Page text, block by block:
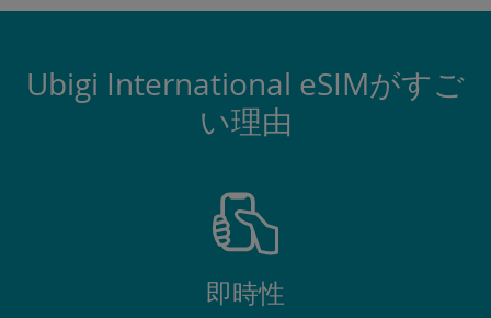
Ubigi International eSIMがすご
い理由
即時性